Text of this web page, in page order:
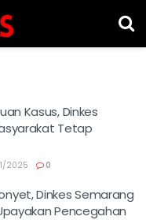
Kasus, Dinkes
Tetap
2025 0
Dinkes Semarang
Pencegahan